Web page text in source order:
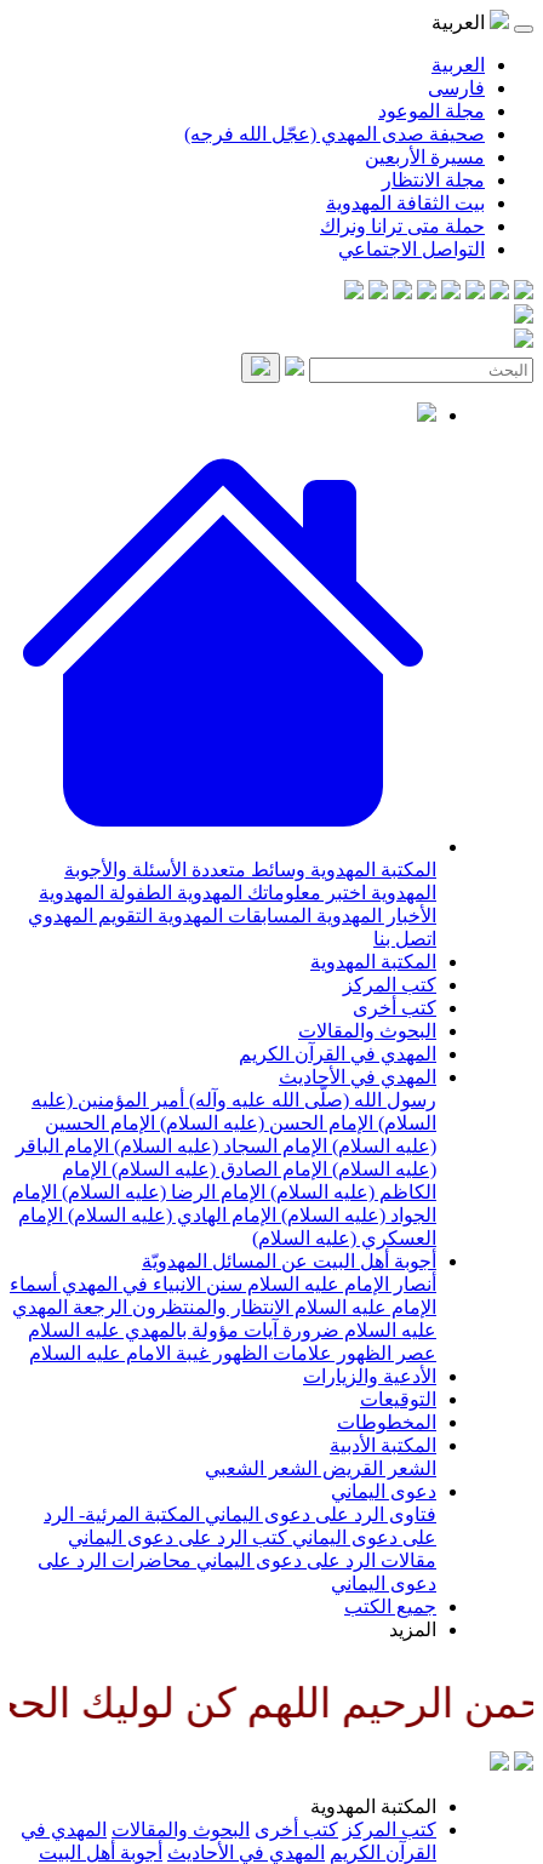
العربية
العربية
فارسی
مجلة الموعود
صحيفة صدى المهدي (عجّل الله فرجه)
مسيرة الأربعين
مجلة الانتظار
بيت الثقافة المهدوية
حملة متى ترانا ونراك
التواصل الاجتماعي
المكتبة المهدوية وسائط متعددة الأسئلة والأجوبة
المهدوية اختبر معلوماتك المهدوية الطفولة المهدوية
الأخبار المهدوية المسابقات المهدوية التقويم المهدوي
اتصل بنا
المكتبة المهدوية
كتب المركز
كتب أخرى
البحوث والمقالات
المهدي في القرآن الكريم
المهدي في الأحاديث
رسول الله (صلّى الله عليه وآله) أمير المؤمنين (عليه
السلام) الإمام الحسن (عليه السلام) الإمام الحسين
(عليه السلام) الإمام السجاد (عليه السلام) الإمام الباقر
(عليه السلام) الإمام الصادق (عليه السلام) الإمام
الكاظم (عليه السلام) الإمام الرضا (عليه السلام) الإمام
الجواد (عليه السلام) الإمام الهادي (عليه السلام) الإمام
العسكري (عليه السلام)
أجوبة أهل البيت عن المسائل المهدويّة
أنصار الإمام عليه السلام سنن الانبياء في المهدي أسماء
الإمام عليه السلام الانتظار والمنتظرون الرجعة المهدي
عليه السلام ضرورة آيات مؤولة بالمهدي عليه السلام
عصر الظهور
علامات الظهور غيبة الامام عليه السلام
الأدعية والزيارات
التوقيعات
المخطوطات
المكتبة الأدبية
الشعر القريض الشعر الشعبي
دعوى اليماني
فتاوى الرد على دعوى اليماني المكتبة المرئية- الرد
على دعوى اليماني كتب الرد على دعوى اليماني
مقالات الرد على دعوى اليماني محاضرات الرد على
دعوى اليماني
جميع الكتب
المزيد
الرحيم اللهم كن لوليك
المكتبة المهدوية
كتب المركز كتب أخرى البحوث والمقالات المهدي في
القرآن الكريم
المهدي في الأحاديث أجوبة أهل البيت